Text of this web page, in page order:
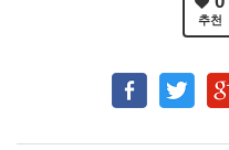
추천